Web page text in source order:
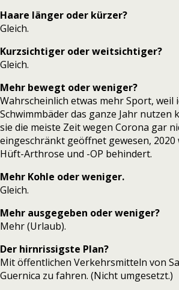
Haare länger oder kürzer?
Gleich.
Kurzsichtiger oder weitsichtiger?
Gleich.
Mehr bewegt oder weniger?
Wahrscheinlich etwas mehr Sport, weil
Schwimmbäder das ganze Jahr nutzen
sie die meiste Zeit wegen Corona gar
eingeschränkt geöffnet gewesen, 2020
Hüft-Arthrose und -OP behindert.
Mehr Kohle oder weniger.
Gleich.
Mehr ausgegeben oder weniger?
Mehr (Urlaub).
Der hirnrissigste Plan?
Mit öffentlichen Verkehrsmitteln von
Guernica zu fahren. (Nicht umgesetzt.)